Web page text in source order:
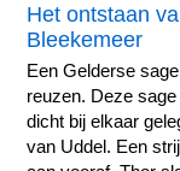
Het ontstaan
Bleekemeer
Een Gelderse
reuzen. Deze
dicht bij elkaar
van Uddel. Een